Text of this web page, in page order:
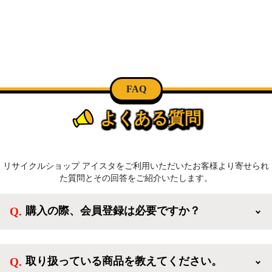
FAQ
よくある質問
リサイクルショップ アイスタをご利用いただいたお客様より寄せられ
た質問とその回答をご紹介いたします。
購入の際、会員登録は必要ですか？
方、登録しなくてもカートに商品を入れた後、ログイ
取り扱っている商品を教えてください。